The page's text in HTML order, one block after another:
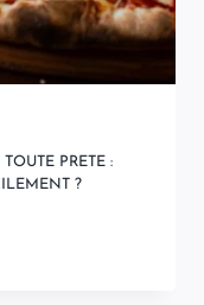
PRETE :
?